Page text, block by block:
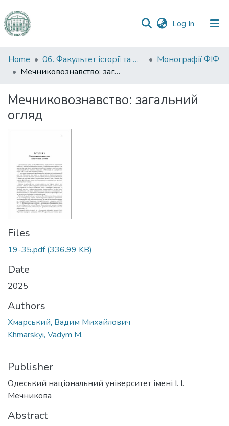
Log In (current)
Communities
&
All of DSpace
Statistics
Home 06. Факультет історії та філософії
Монографії ФІФ
Мечниковознавство: загальний огляд
Мечниковознавство: загальний
огляд
Files
19-35.pdf(336.99 KB)
Date
2025
Authors
Хмарський, Вадим Михайлович
Khmarskyi, Vadym M.
Publisher
Одеський національний університет імені І. І.
Мечникова
Abstract